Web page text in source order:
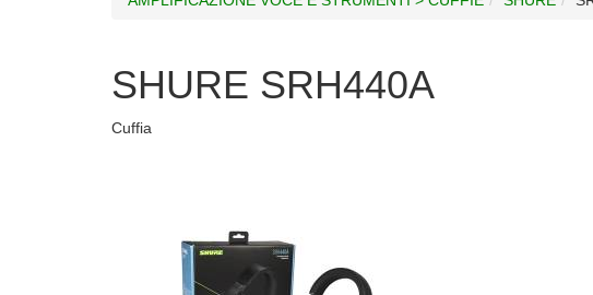
SHURE SRH440A
Cuffia